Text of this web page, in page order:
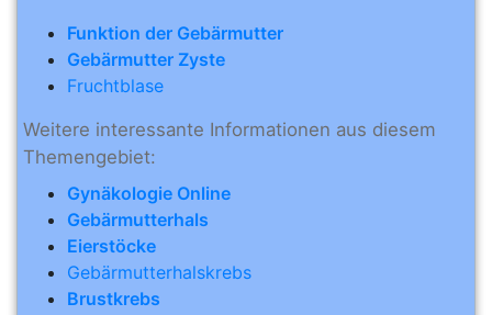
Funktion der Gebärmutter
Gebärmutter Zyste
Fruchtblase
Weitere interessante Informationen aus diesem
Themengebiet:
Gynäkologie Online
Gebärmutterhals
Eierstöcke
Gebärmutterhalskrebs
Brustkrebs